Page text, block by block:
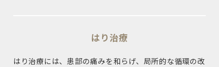
はり治療
はり治療には、患部の痛みを和らげ、局所的な循環の改